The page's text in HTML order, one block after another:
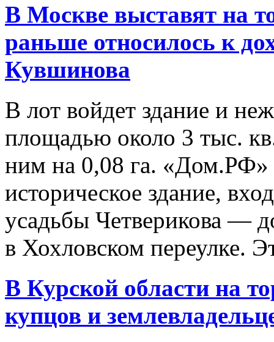
В Москве выставят на
раньше относилось к
Кувшинова
В лот войдет здание и
площадью около 3 тыс.
ним на 0,08 га. «Дом.РФ»
историческое здание,
усадьбы Четверикова —
в Хохловском переулке.
В Курской области на
купцов и